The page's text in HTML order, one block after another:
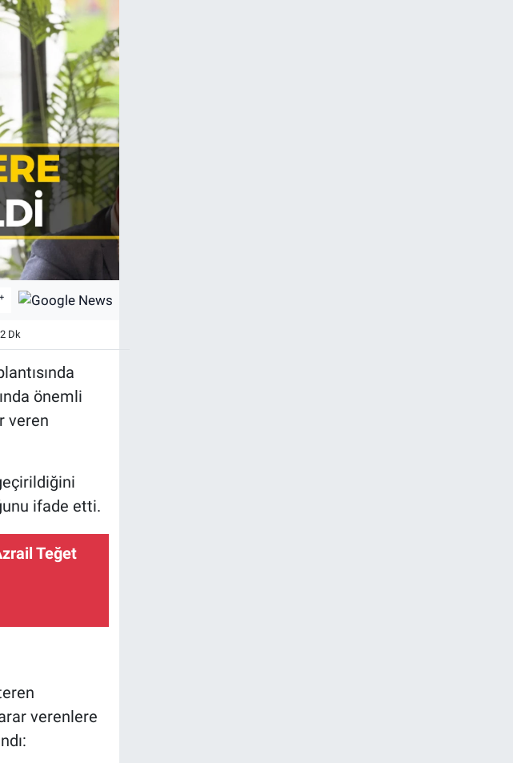
+
Dk
önemli
veren
ifade etti.
Teğet
verenlere